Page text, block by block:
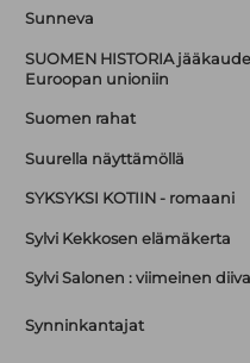
Sunneva
SUOMEN HISTORIA
Euroopan unioniin
Suomen rahat
Suurella näyttämöllä
SYKSYKSI KOTIIN - romaani
Sylvi Kekkosen elämäkerta
Sylvi Salonen : viimeinen diiva
Synninkantajat